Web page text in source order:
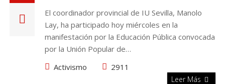
El coordinador provincial de IU Sevilla, Manolo
Lay, ha participado hoy miércoles en la
manifestación por la Educación Pública convocada
por la Unión Popular de…
Activismo
2911
Leer Más